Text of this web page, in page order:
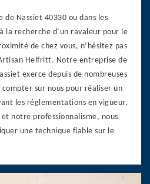
de Nassiet 40330 ou dans les
la recherche d’un ravaleur pour le
de chez vous, n’hésitez pas
Helfritt. Notre entreprise de
exerce depuis de nombreuses
compter sur nous pour réaliser un
les réglementations en vigueur.
notre professionnalisme, nous
une technique fiable sur le